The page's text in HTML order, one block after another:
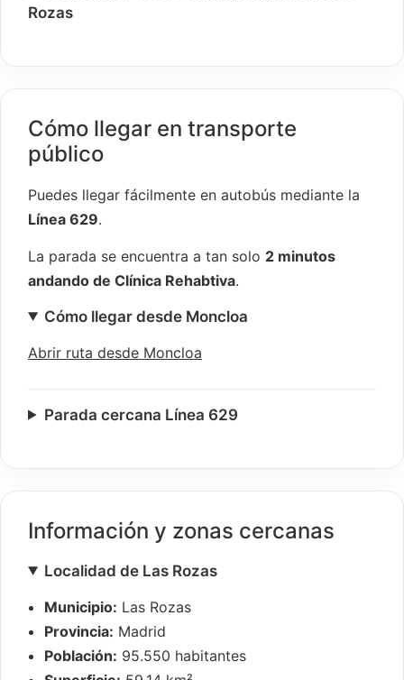
Rozas
Cómo llegar en transporte
público
Puedes llegar fácilmente en autobús mediante la
Línea 629.
La parada se encuentra a tan solo 2 minutos
andando de Clínica Rehabtiva.
Cómo llegar desde Moncloa
Abrir ruta desde Moncloa
Parada cercana Línea 629
Información y zonas cercanas
Localidad de Las Rozas
Municipio: Las Rozas
Provincia: Madrid
Población: 95.550 habitantes